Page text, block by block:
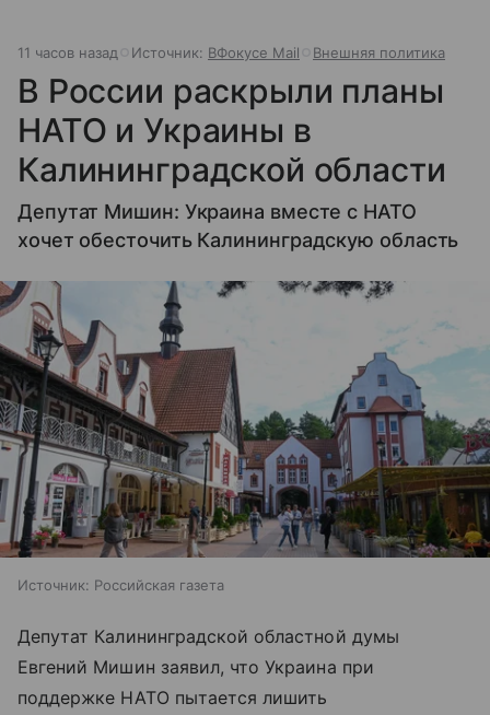
11 часов назад Источник: ВФокусе Mail Внешняя политика
В России раскрыли планы
НАТО и Украины в
Калининградской области
Депутат Мишин: Украина вместе с НАТО
хочет обесточить Калининградскую область
Источник: Российская газета
Депутат Калининградской областной думы
Евгений Мишин заявил, что Украина при
поддержке НАТО пытается лишить